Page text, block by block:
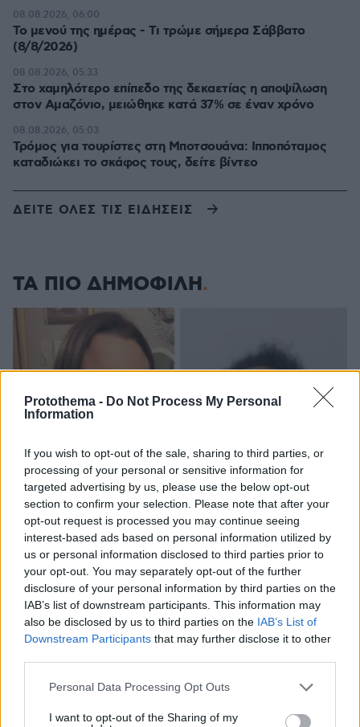
Protothema - Do Not Process My Personal
Information
If you wish to opt-out of the sale, sharing to third parties, or
processing of your personal or sensitive information for
targeted advertising by us, please use the below opt-out
section to confirm your selection. Please note that after your
opt-out request is processed you may continue seeing
interest-based ads based on personal information utilized by
us or personal information disclosed to third parties prior to
your opt-out. You may separately opt-out of the further
disclosure of your personal information by third parties on the
IAB’s list of downstream participants. This information may
also be disclosed by us to third parties on the IAB’s List of
Downstream Participants that may further disclose it to other
Please note that this website/app uses one or more Google
not limited to your visit or usage behaviour. You may click to
Personal Data Processing Opt Outs
I want to opt-out of the Sharing of my
Το μενού της ημέρας - Τι τρώμε σήμερα Σάββατο
(8/8/2026)
08.08.2026, 06:00
Στο χαμηλότερο επίπεδο της δεκαετίας η αποψίλωση
στον Αμαζόνιο, μειώθηκε κατά 37% σε έναν χρόνο
08.08.2026, 05:33
Τρόμος για τουρίστες στη Μποτσουάνα: Ιπποπόταμος
καταδιώκει το σκάφος τους, δείτε βίντεο
08.08.2026, 05:03
ΔΕΙΤΕ ΟΛΕΣ ΤΙΣ ΕΙΔΗΣΕΙΣ
ΤΑ ΠΙΟ ΔΗΜΟΦΙΛΗ
προβλήματα όρασης σκότωνε και βίαζε γυναίκες,
η αστυνομία τον είχε συλλάβει και τον άφησε